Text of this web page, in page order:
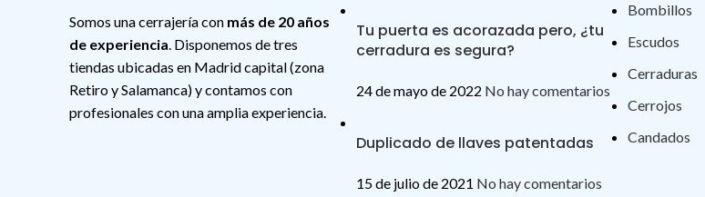
Somos una cerrajería con más de 20 años
de experiencia. Disponemos de tres
tiendas ubicadas en Madrid capital (zona
Retiro y Salamanca) y contamos con
profesionales con una amplia experiencia.
Tu puerta es acorazada pero, ¿tu
cerradura es segura?
24 de mayo de 2022 No hay comentarios
Duplicado de llaves patentadas
15 de julio de 2021 No hay comentarios
Bombillos
Escudos
Cerraduras
Cerrojos
Candados